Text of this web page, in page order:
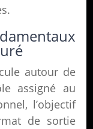
autour de
assigné au
l’objectif
de sortie